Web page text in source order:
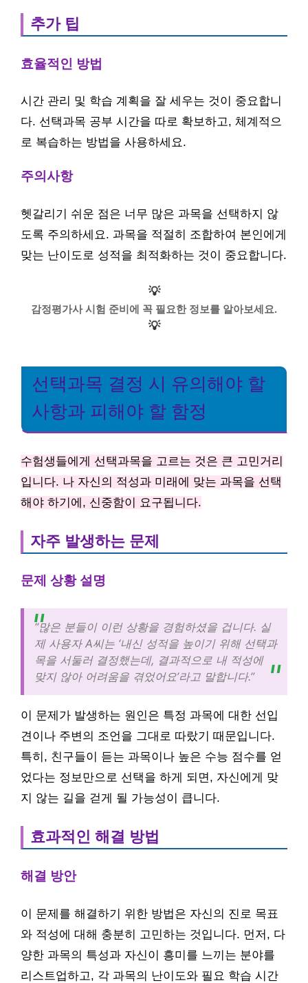
추가 팁
효율적인 방법
시간 관리 및 학습 계획을 잘 세우는 것이 중요합니
다. 선택과목 공부 시간을 따로 확보하고, 체계적으
로 복습하는 방법을 사용하세요.
주의사항
헷갈리기 쉬운 점은 너무 많은 과목을 선택하지 않
도록 주의하세요. 과목을 적절히 조합하여 본인에게
맞는 난이도로 성적을 최적화하는 것이 중요합니다.
💡
감정평가사 시험 준비에 꼭 필요한 정보를 알아보세요.
💡
선택과목 결정 시 유의해야 할
사항과 피해야 할 함정
수험생들에게 선택과목을 고르는 것은 큰 고민거리
입니다. 나 자신의 적성과 미래에 맞는 과목을 선택
해야 하기에, 신중함이 요구됩니다.
자주 발생하는 문제
문제 상황 설명
“많은 분들이 이런 상황을 경험하셨을 겁니다. 실
제 사용자 A씨는 ‘내신 성적을 높이기 위해 선택과
목을 서둘러 결정했는데, 결과적으로 내 적성에
맞지 않아 어려움을 겪었어요’라고 말합니다.”
이 문제가 발생하는 원인은 특정 과목에 대한 선입
견이나 주변의 조언을 그대로 따랐기 때문입니다.
특히, 친구들이 듣는 과목이나 높은 수능 점수를 얻
었다는 정보만으로 선택을 하게 되면, 자신에게 맞
지 않는 길을 걷게 될 가능성이 큽니다.
효과적인 해결 방법
해결 방안
이 문제를 해결하기 위한 방법은 자신의 진로 목표
와 적성에 대해 충분히 고민하는 것입니다. 먼저, 다
양한 과목의 특성과 자신이 흥미를 느끼는 분야를
리스트업하고, 각 과목의 난이도와 필요 학습 시간